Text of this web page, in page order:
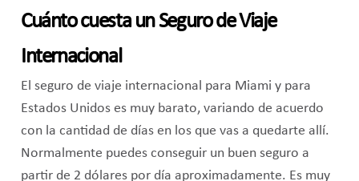
Cuánto cuesta un Seguro de Viaje
Internacional
El seguro de viaje internacional para Miami y para
Estados Unidos es muy barato, variando de acuerdo
con la cantidad de días en los que vas a quedarte allí.
Normalmente puedes conseguir un buen seguro a
partir de 2 dólares por día aproximadamente. Es muy